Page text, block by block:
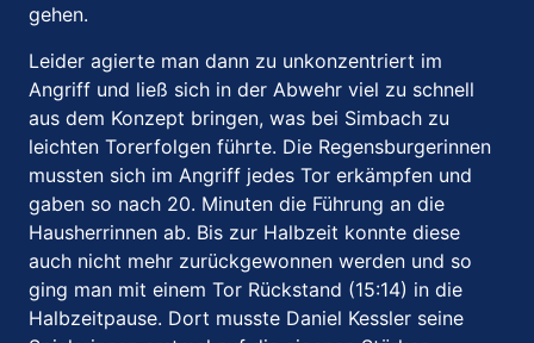
gehen.
Leider agierte man dann zu unkonzentriert im
Angriff und ließ sich in der Abwehr viel zu schnell
aus dem Konzept bringen, was bei Simbach zu
leichten Torerfolgen führte. Die Regensburgerinnen
mussten sich im Angriff jedes Tor erkämpfen und
gaben so nach 20. Minuten die Führung an die
Hausherrinnen ab. Bis zur Halbzeit konnte diese
auch nicht mehr zurückgewonnen werden und so
ging man mit einem Tor Rückstand (15:14) in die
Halbzeitpause. Dort musste Daniel Kessler seine